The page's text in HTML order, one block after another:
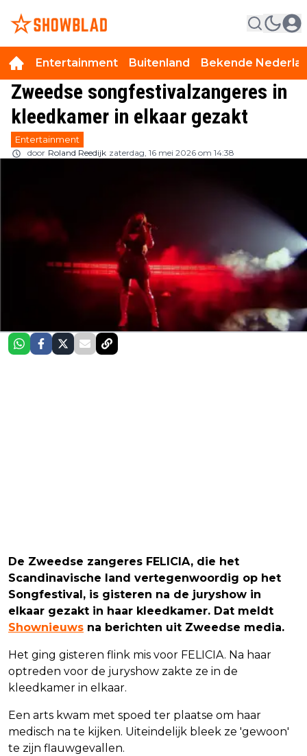
Entertainment Buitenland Bekende
Zweedse songfestivalzangeres in
kleedkamer in elkaar gezakt
Entertainment
door Roland Reedijk zaterdag, 16 mei 2026 om 14:38
De Zweedse zangeres FELICIA, die het
Scandinavische land vertegenwoordig op het
Songfestival, is gisteren na de juryshow in
elkaar gezakt in haar kleedkamer. Dat meldt
Shownieuws na berichten uit Zweedse media.
Het ging gisteren flink mis voor FELICIA. Na haar
optreden voor de juryshow zakte ze in de
kleedkamer in elkaar.
Een arts kwam met spoed ter plaatse om haar
medisch na te kijken. Uiteindelijk bleek ze 'gewoon'
te zijn flauwgevallen.